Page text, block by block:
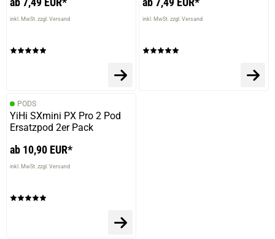
inkl. MwSt. zzgl. Versand inkl. MwSt. zzgl. Versand
PODS
YiHi SXmini PX Pro 2 Pod
Ersatzpod 2er Pack
ab 10,90 EUR*
inkl. MwSt. zzgl. Versand